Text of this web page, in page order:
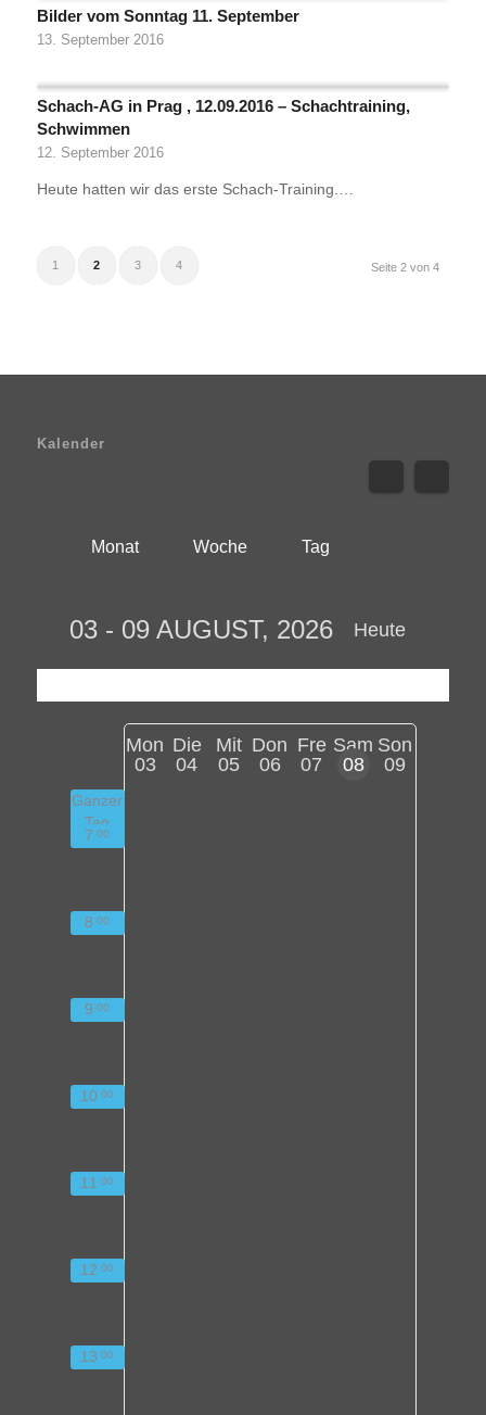
Bilder vom Sonntag 11. September
13. September 2016
Schach-AG in Prag , 12.09.2016 – Schachtraining,
Schwimmen
12. September 2016
Heute hatten wir das erste Schach-Training.…
Seite 2 von 4
1 2 3 4
Kalender
Monat Woche Tag
Heute
03 - 09 AUGUST, 2026
Mon
03
Die
04
Mit
05
Don
06
Fre
07
Sam
08
Son
09
Ganzer
Tag
7 00
8 00
9 00
10 00
11 00
12 00
13 00